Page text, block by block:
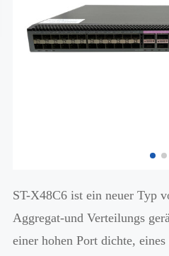
ST-X48C6 ist ein neuer Typ
Aggregat-und Verteilungs
einer hohen Port dichte,